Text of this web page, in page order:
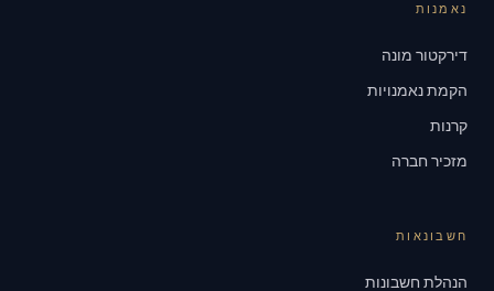
נאמנות
דירקטור מונה
הקמת נאמנויות
קרנות
מזכיר חברה
חשבונאות
הנהלת חשבונות